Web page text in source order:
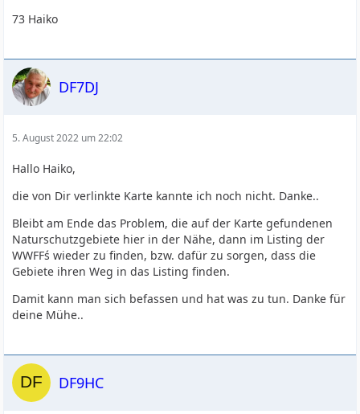
73 Haiko
DF7DJ
5. August 2022 um 22:02
Hallo Haiko,
die von Dir verlinkte Karte kannte ich noch nicht. Danke..
Bleibt am Ende das Problem, die auf der Karte gefundenen
Naturschutzgebiete hier in der Nähe, dann im Listing der
WWFFś wieder zu finden, bzw. dafür zu sorgen, dass die
Gebiete ihren Weg in das Listing finden.
Damit kann man sich befassen und hat was zu tun. Danke für
deine Mühe..
DF9HC